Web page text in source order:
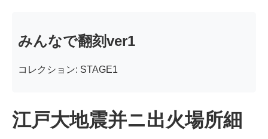
みんなで翻刻ver1
コレクション: STAGE1
江戸大地震并ニ出火場所細